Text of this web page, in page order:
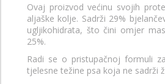
Ovaj proizvod većinu svojih
aljaške kolje. Sadrži 29%
ugljikohidrata, što čini omjer
25%.
Radi se o pristupačnoj formuli
tjelesne težine psa koja ne sadrži